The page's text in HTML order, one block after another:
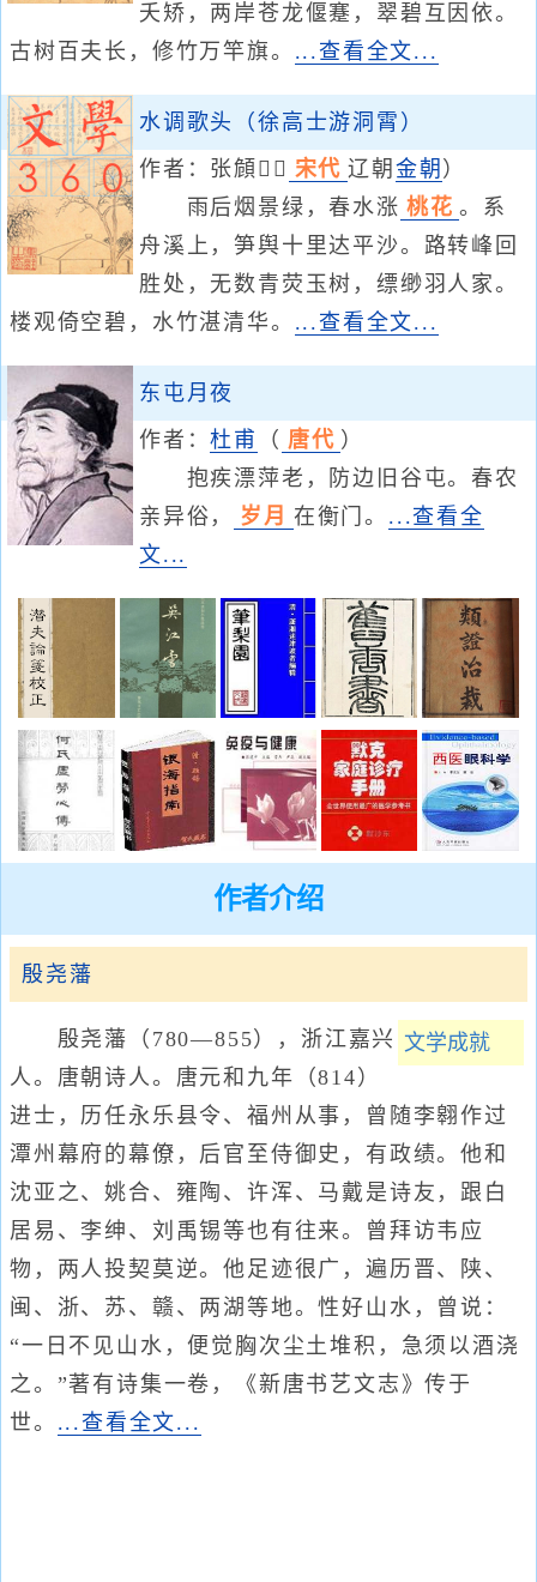
夭矫，两岸苍龙偃蹇，翠碧互因依。
古树百夫长，修竹万竿旗。 ...查看全文...
水调歌头（徐高士游洞霄）
作者： 张頠 （ 宋代 辽朝 金朝 ）
雨后烟景绿，春水涨 桃花 。系
舟溪上，笋舆十里达平沙。路转峰回
胜处，无数青荧玉树，缥缈羽人家。
楼观倚空碧，水竹湛清华。 ...查看全文...
东屯月夜
作者：杜甫 （ 唐代 ）
抱疾漂萍老，防边旧谷屯。春农
亲异俗，
岁月 在衡门。 ...查看全
文...
作者介绍
殷尧藩
文学成就
殷尧藩（780—855），浙江嘉兴
人。唐朝诗人。唐元和九年（814）
进士，历任永乐县令、福州从事，曾随李翱作过
潭州幕府的幕僚，后官至侍御史，有政绩。他和
沈亚之、姚合、雍陶、许浑、马戴是诗友，跟白
居易、李绅、刘禹锡等也有往来。曾拜访韦应
物，两人投契莫逆。他足迹很广，遍历晋、陕、
闽、浙、苏、赣、两湖等地。性好山水，曾说：
“一日不见山水，便觉胸次尘土堆积，急须以酒浇
之。”著有诗集一卷，《新唐书艺文志》传于
世。 ...查看全文...